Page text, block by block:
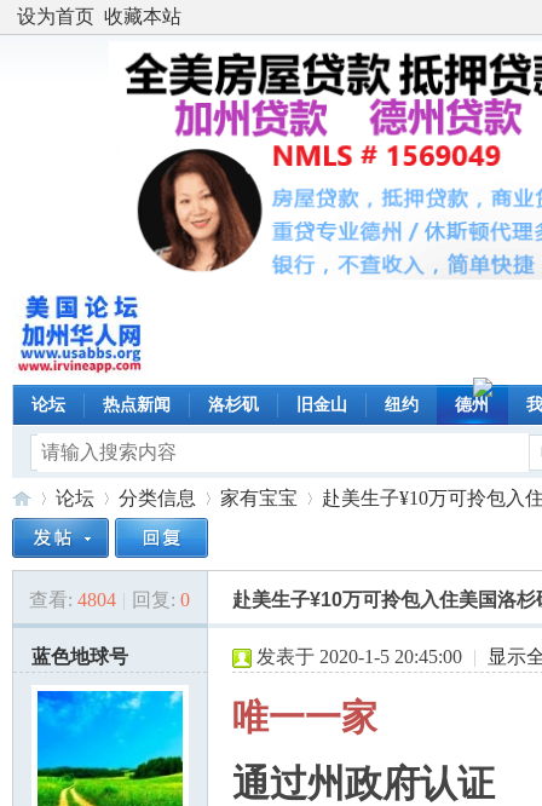
设为首页 收藏本站
论坛 热点新闻 洛杉矶 旧金山 纽约 德州
美»
论坛
›
分类信息 家有宝宝
›
赴美生子¥10万可拎包入
查看: 4804 | 回复: 0 赴美生子¥10万可拎包入住美国洛
蓝色地球号 发表于 2020-1-5 20:45:00 | 显示
唯一一家
通过州政府认证